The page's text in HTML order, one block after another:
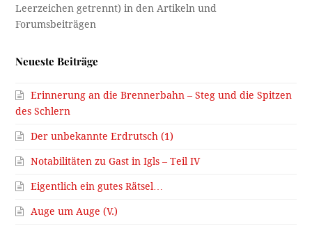
Neueste Beiträge
Erinnerung an die Brennerbahn – Steg und die Spitzen
des Schlern
Der unbekannte Erdrutsch (1)
Notabilitäten zu Gast in Igls – Teil IV
Eigentlich ein gutes Rätsel…
Auge um Auge (V.)